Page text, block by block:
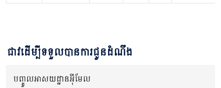
ជាវដើម្បីទទួលបានការជូនដំណឹង
បញ្ចូលអាសយដ្ឋានអ៊ីមែល